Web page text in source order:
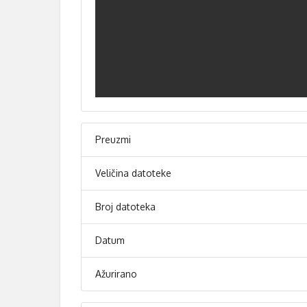
Preuzmi
Veličina datoteke
Broj datoteka
Datum
Ažurirano